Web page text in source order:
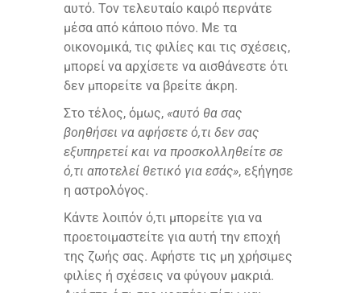
αυτό. Τον τελευταίο καιρό περνάτε
μέσα από κάποιο πόνο. Με τα
οικονομικά, τις φιλίες και τις σχέσεις,
μπορεί να αρχίσετε να αισθάνεστε ότι
δεν μπορείτε να βρείτε άκρη.
Στο τέλος, όμως, «αυτό θα σας
βοηθήσει να αφήσετε ό,τι δεν σας
εξυπηρετεί και να προσκολληθείτε σε
ό,τι αποτελεί θετικό για εσάς», εξήγησε
η αστρολόγος.
Κάντε λοιπόν ό,τι μπορείτε για να
προετοιμαστείτε για αυτή την εποχή
της ζωής σας. Αφήστε τις μη χρήσιμες
φιλίες ή σχέσεις να φύγουν μακριά.